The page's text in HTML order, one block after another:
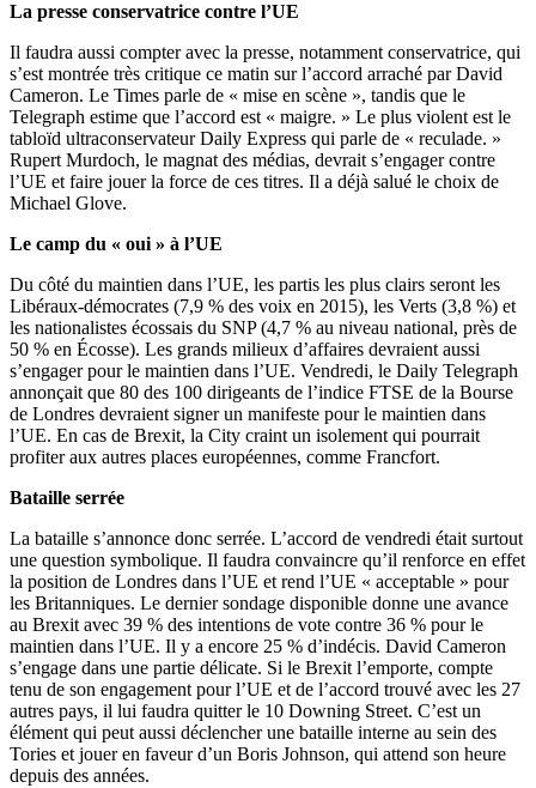
La presse conservatrice contre l’UE
Il faudra aussi compter avec la presse, notamment conservatrice, qui
s’est montrée très critique ce matin sur l’accord arraché par David
Cameron. Le Times parle de « mise en scène », tandis que le
Telegraph estime que l’accord est « maigre. » Le plus violent est le
tabloïd ultraconservateur Daily Express qui parle de « reculade. »
Rupert Murdoch, le magnat des médias, devrait s’engager contre
l’UE et faire jouer la force de ces titres. Il a déjà salué le choix de
Michael Glove.
Le camp du « oui » à l’UE
Du côté du maintien dans l’UE, les partis les plus clairs seront les
Libéraux-démocrates (7,9 % des voix en 2015), les Verts (3,8 %) et
les nationalistes écossais du SNP (4,7 % au niveau national, près de
50 % en Écosse). Les grands milieux d’affaires devraient aussi
s’engager pour le maintien dans l’UE. Vendredi, le Daily Telegraph
annonçait que 80 des 100 dirigeants de l’indice FTSE de la Bourse
de Londres devraient signer un manifeste pour le maintien dans
l’UE. En cas de Brexit, la City craint un isolement qui pourrait
profiter aux autres places européennes, comme Francfort.
Bataille serrée
La bataille s’annonce donc serrée. L’accord de vendredi était surtout
une question symbolique. Il faudra convaincre qu’il renforce en effet
la position de Londres dans l’UE et rend l’UE « acceptable » pour
les Britanniques. Le dernier sondage disponible donne une avance
au Brexit avec 39 % des intentions de vote contre 36 % pour le
maintien dans l’UE. Il y a encore 25 % d’indécis. David Cameron
s’engage dans une partie délicate. Si le Brexit l’emporte, compte
tenu de son engagement pour l’UE et de l’accord trouvé avec les 27
autres pays, il lui faudra quitter le 10 Downing Street. C’est un
élément qui peut aussi déclencher une bataille interne au sein des
Tories et jouer en faveur d’un Boris Johnson, qui attend son heure
depuis des années.